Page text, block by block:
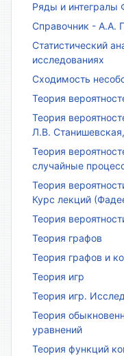
Ряды и интегралы
Справочник - А.А.
Статистический
исследованиях
Сходимость
Теория
Теория
Л.В.
Теория
случайные
Теория
Курс лекций
Теория
Теория графов
Теория графов и
Теория игр
Теория игр.
Теория
уравнений
Теория функций